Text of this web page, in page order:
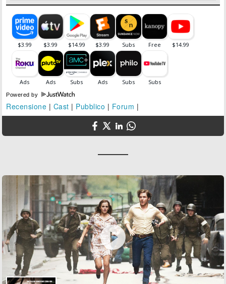
Powered by
Recensione | Cast | Pubblico | Forum |
